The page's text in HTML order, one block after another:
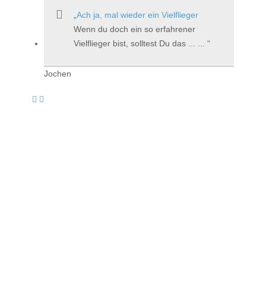
Ach ja, mal wieder ein Vielflieger
Wenn du doch ein so erfahrener
Vielflieger bist, solltest Du das ... ...
Jochen